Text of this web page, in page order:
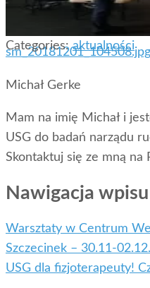
sm_20181201_104508.jpg
Categories:aktualności
Michał Gerke
Mam na imię Michał i
USG do badań narządu
Skontaktuj się ze mną na
Nawigacja wpisu
Warsztaty w Centrum
Szczecinek – 30.11-
USG dla fizjoterapeuty!